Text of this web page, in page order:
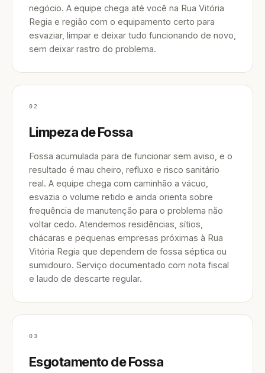
negócio. A equipe chega até você na Rua Vitória
Regia e região com o equipamento certo para
esvaziar, limpar e deixar tudo funcionando de novo,
sem deixar rastro do problema.
02
Limpeza de Fossa
Fossa acumulada para de funcionar sem aviso, e o
resultado é mau cheiro, refluxo e risco sanitário
real. A equipe chega com caminhão a vácuo,
esvazia o volume retido e ainda orienta sobre
frequência de manutenção para o problema não
voltar cedo. Atendemos residências, sítios,
chácaras e pequenas empresas próximas à Rua
Vitória Regia que dependem de fossa séptica ou
sumidouro. Serviço documentado com nota fiscal
e laudo de descarte regular.
03
Esgotamento de Fossa